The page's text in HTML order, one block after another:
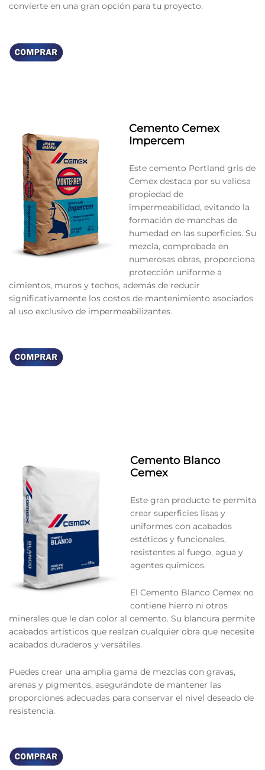
convierte en una gran opción para tu proyecto.
Cemento Cemex
Impercem
Este cemento Portland gris de
Cemex destaca por su valiosa
propiedad de
impermeabilidad, evitando la
formación de manchas de
humedad en las superficies. Su
mezcla, comprobada en
numerosas obras, proporciona
protección uniforme a
cimientos, muros y techos, además de reducir
significativamente los costos de mantenimiento asociados
al uso exclusivo de impermeabilizantes.
Cemento Blanco
Cemex
Este gran producto te permita
crear superficies lisas y
uniformes con acabados
estéticos y funcionales,
resistentes al fuego, agua y
agentes químicos.
El Cemento Blanco Cemex no
contiene hierro ni otros
minerales que le dan color al cemento. Su blancura permite
acabados artísticos que realzan cualquier obra que necesite
acabados duraderos y versátiles.
Puedes crear una amplia gama de mezclas con gravas,
arenas y pigmentos, asegurándote de mantener las
proporciones adecuadas para conservar el nivel deseado de
resistencia.